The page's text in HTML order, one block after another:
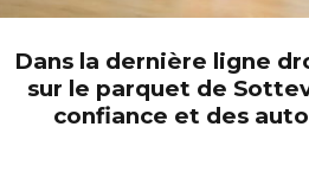
Dans la dernière ligne
sur le parquet de
confiance et des